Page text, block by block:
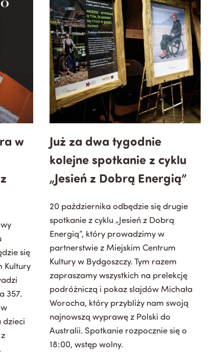
w
się
Kultury
357.
dzieci
Już za dwa tygodnie
kolejne spotkanie z cyklu
„Jesień z Dobrą Energią”
20 października odbędzie się drugie
spotkanie z cyklu „Jesień z Dobrą
Energią”, który prowadzimy w
partnerstwie z Miejskim Centrum
Kultury w Bydgoszczy.Tym razem
zapraszamy wszystkich na prelekcję
podróżniczą i pokaz slajdów Michała
Worocha, który przybliży nam swoją
najnowszą wyprawę z Polski do
Australii. Spotkanie rozpocznie się o
18:00, wstęp wolny.